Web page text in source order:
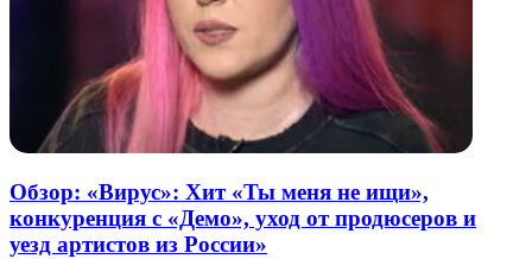
Обзор: «Вирус»: Хит «Ты меня не ищи»,
конкуренция с «Демо», уход от продюсеров и
уезд артистов из России»